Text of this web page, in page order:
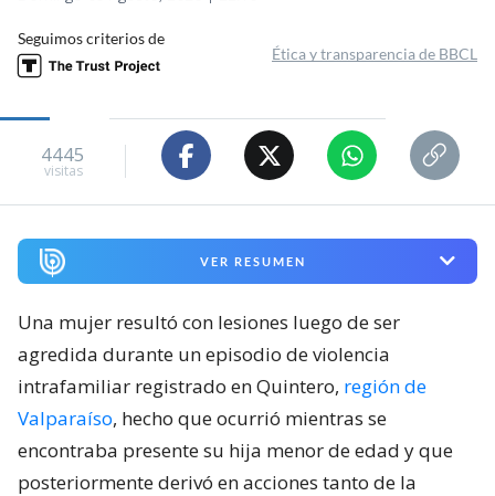
Seguimos criterios de
Ética y transparencia de BBCL
4445
visitas
VER RESUMEN
Una mujer resultó con lesiones luego de ser
agredida durante un episodio de violencia
intrafamiliar registrado en Quintero, región de
Valparaíso, hecho que ocurrió mientras se
encontraba presente su hija menor de edad y que
posteriormente derivó en acciones tanto de la